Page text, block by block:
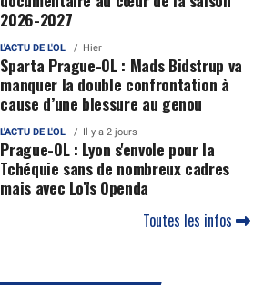
2026-2027
L'ACTU DE L'OL Hier
Sparta Prague-OL : Mads Bidstrup va
manquer la double confrontation à
cause d’une blessure au genou
L'ACTU DE L'OL Il y a 2 jours
Prague-OL : Lyon s'envole pour la
Tchéquie sans de nombreux cadres
mais avec Loïs Openda
Toutes les infos